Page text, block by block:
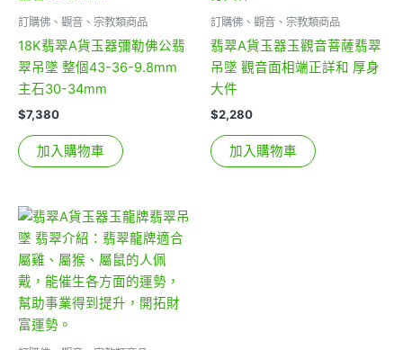
訂購佛、觀音、宗教類商品
18K翡翠A貨玉器彌勒佛公翡
翠吊墜 整個43-36-9.8mm
主石30-34mm
$7,380
加入購物車
訂購佛、觀音、宗教類商品
翡翠A貨玉器玉觀音菩薩翡翠
吊墜 觀音面相端正詳和 厚身
大件
$2,280
加入購物車